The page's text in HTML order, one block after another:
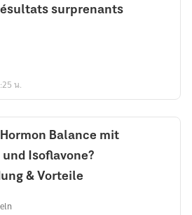
surprenants
น.
Balance mit
und Isoflavone?
& Vorteile